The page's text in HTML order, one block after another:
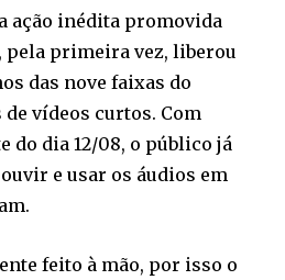
ação inédita promovida
pela primeira vez, liberou
das nove faixas do
vídeos curtos. Com
do dia 12/08, o público já
e usar os áudios em
feito à mão, por isso o